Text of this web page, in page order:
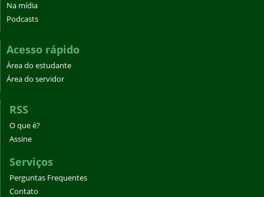
Na mídia
Podcasts
Acesso rápido
Área do estudante
Área do servidor
RSS
O que é?
Assine
Serviços
Perguntas Frequentes
Contato